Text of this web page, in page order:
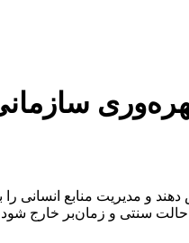
و مدیریت منابع انسانی را
حالت سنتی و زمان‌بر خارج